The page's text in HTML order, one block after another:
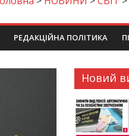
РЕДАКЦІЙНА ПОЛІТИКА
Новий